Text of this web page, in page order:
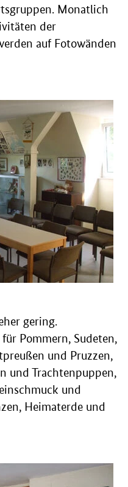
Monatlich
der
auf Fotowänden
gering.
Pommern, Sudeten,
und Pruzzen,
und Trachtenpuppen,
und
Heimaterde und